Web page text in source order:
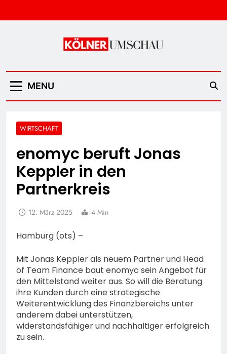
to
Kölner Umschau
MENU
WIRTSCHAFT
enomyc beruft Jonas
Keppler in den
Partnerkreis
12. März 2025 4 Min
Hamburg (ots) –
Mit Jonas Keppler als neuem Partner und Head
of Team Finance baut enomyc sein Angebot für
den Mittelstand weiter aus. So will die Beratung
ihre Kunden durch eine strategische
Weiterentwicklung des Finanzbereichs unter
anderem dabei unterstützen,
widerstandsfähiger und nachhaltiger erfolgreich
zu sein.